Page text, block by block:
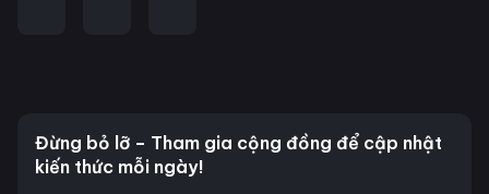
Đừng bỏ lỡ – Tham gia cộng đồng để cập nhật
kiến thức mỗi ngày!